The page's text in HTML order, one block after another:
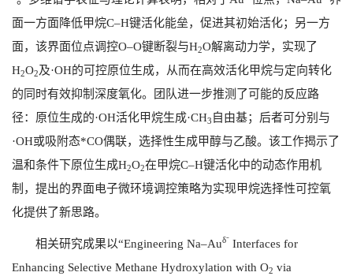
面一方面降低甲烷C–H键活化能垒，促进其初始活化；另一方
面，该界面位点调控O–O键断裂与H2O解离动力学，实现了
H2O2 及·OH的可控原位生成，从而在高效活化甲烷与定向转化
的同时有效抑制深度氧化。团队进一步推测了可能的反应路
径：原位生成的·OH活化甲烷生成·CH3 自由基；后者可分别与
·OH或吸附态*CO偶联，选择性生成甲醇与乙酸。该工作揭示了
温和条件下原位生成H2O2在甲烷C–H键活化中的动态作用机
制，提出的界面电子微环境调控策略为实现甲烷选择性可控氧
化提供了新思路。
相关研究成果以“Engineering Na–Auδ⁻ Interfaces for
Enhancing Selective Methane Hydroxylation with O2 via